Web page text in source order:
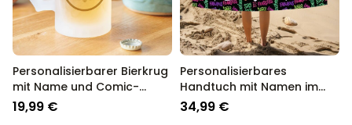
Personalisierbarer Bierkrug
mit Name und Comic-
Porträt
19,99 €
Personalisierbares
Handtuch mit Namen im
Graffiti Design
34,99 €